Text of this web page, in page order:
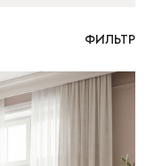
ФИЛЬТР